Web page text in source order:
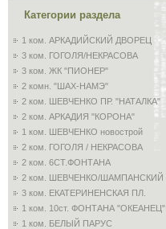
Категории раздела
1 ком. АРКАДИЙСКИЙ ДВОРЕЦ
3 ком. ГОГОЛЯ/НЕКРАСОВА
3 ком. ЖК "ПИОНЕР"
2 комн. "ШАХ-НАМЭ"
2 ком. ШЕВЧЕНКО ПР. "НАТАЛКА"
2 ком. АРКАДИЯ "КОРОНА"
1 ком. ШЕВЧЕНКО новострой
2 ком. ГОГОЛЯ / НЕКРАСОВА
2 ком. 6СТ.ФОНТАНА
2 ком. ШЕВЧЕНКО/ШАМПАНСКИЙ
3 ком. ЕКАТЕРИНЕНСКАЯ ПЛ.
1 ком. 10ст. ФОНТАНА "ОКЕАНЕЦ"
1 ком. БЕЛЫЙ ПАРУС